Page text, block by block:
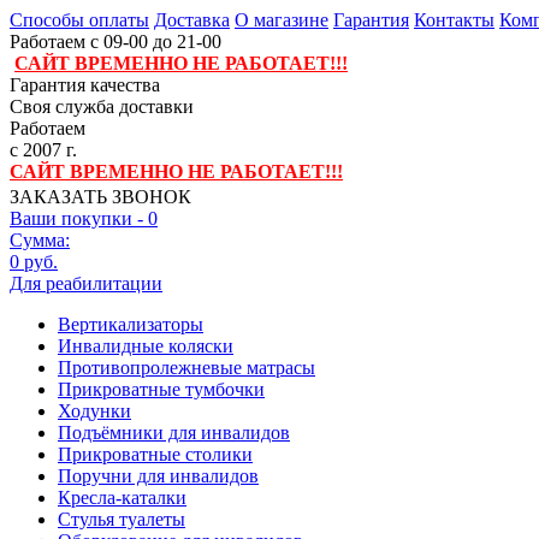
Способы оплаты Доставка О магазине Гарантия Контакты
Работаем с 09-00 до 21-00
САЙТ ВРЕМЕННО НЕ РАБОТАЕТ!!!
Гарантия качества
Своя служба доставки
Работаем
с 2007 г.
САЙТ ВРЕМЕННО НЕ РАБОТАЕТ!!!
ЗАКАЗАТЬ ЗВОНОК
Ваши покупки - 0
Сумма:
0 руб.
Для реабилитации
Вертикализаторы
Инвалидные коляски
Противопролежневые матрасы
Прикроватные тумбочки
Ходунки
Подъёмники для инвалидов
Прикроватные столики
Поручни для инвалидов
Кресла-каталки
Стулья туалеты